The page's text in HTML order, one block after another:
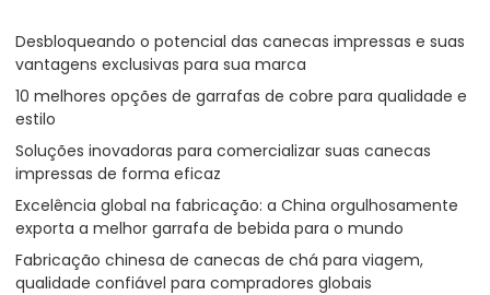
Desbloqueando o potencial das canecas impressas e suas
vantagens exclusivas para sua marca
10 melhores opções de garrafas de cobre para qualidade e
estilo
Soluções inovadoras para comercializar suas canecas
impressas de forma eficaz
Excelência global na fabricação: a China orgulhosamente
exporta a melhor garrafa de bebida para o mundo
Fabricação chinesa de canecas de chá para viagem,
qualidade confiável para compradores globais